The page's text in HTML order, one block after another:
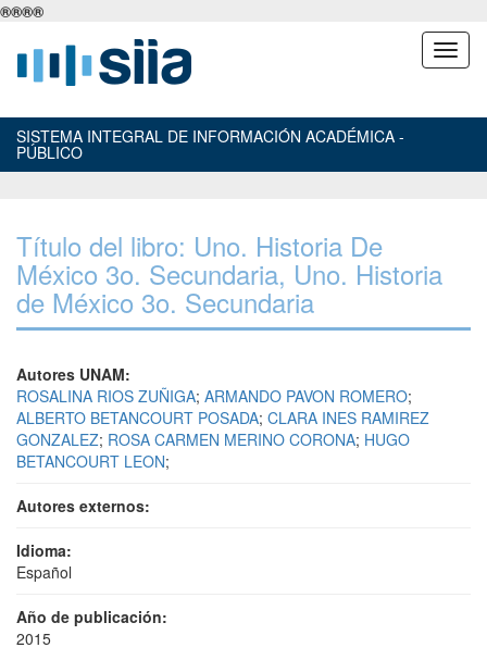
®®®®
SISTEMA INTEGRAL DE INFORMACIÓN ACADÉMICA -
PÚBLICO
Título del libro: Uno. Historia De
México 3o. Secundaria, Uno. Historia
de México 3o. Secundaria
Autores UNAM:
ROSALINA RIOS ZUÑIGA; ARMANDO PAVON ROMERO;
ALBERTO BETANCOURT POSADA; CLARA INES RAMIREZ
GONZALEZ; ROSA CARMEN MERINO CORONA; HUGO
BETANCOURT LEON;
Autores externos:
Idioma:
Español
Año de publicación:
2015